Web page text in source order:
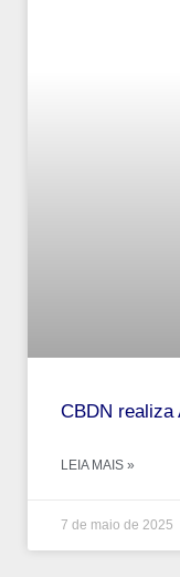
CBDN realiza
LEIA MAIS »
7 de maio de 2025